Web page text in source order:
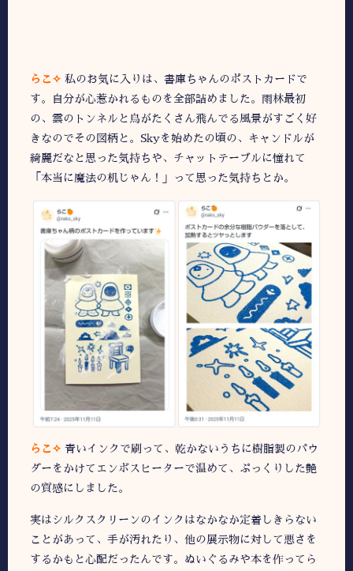
らこ✧ 私のお気に入りは、書庫ちゃんのポストカードで
す。自分が心惹かれるものを全部詰めました。雨林最初
の、雲のトンネルと鳥がたくさん飛んでる風景がすごく好
きなのでその図柄と。Skyを始めたの頃の、キャンドルが
綺麗だなと思った気持ちや、チャットテーブルに憧れて
「本当に魔法の机じゃん！」って思った気持ちとか。
らこ✧ 青いインクで刷って、乾かないうちに樹脂製のパウ
ダーをかけてエンボスヒーターで温めて、ぷっくりした艶
の質感にしました。
実はシルクスクリーンのインクはなかなか定着しきらない
ことがあって、手が汚れたり、他の展示物に対して悪さを
するかもと心配だったんです。ぬいぐるみや本を作ってら